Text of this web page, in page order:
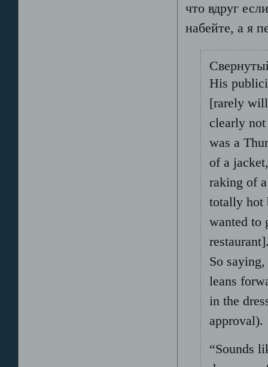
что вдруг
набейте, а я
His
[rarely will
clearly
was a
of a
raking of
totally hot
wanted to
So
leans
in the
approval).
“Sounds